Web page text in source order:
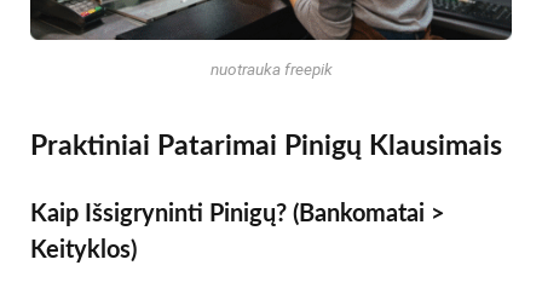
nuotrauka freepik
Praktiniai Patarimai Pinigų Klausimais
Kaip Išsigryninti Pinigų? (Bankomatai >
Keityklos)